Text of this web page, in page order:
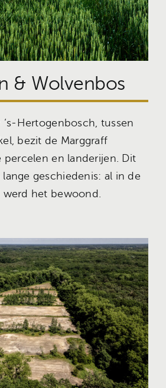
& Wolvenbos
Hertogenbosch, tussen
bezit de Marggraff
percelen en landerijen. Dit
geschiedenis: al in de
het bewoond.